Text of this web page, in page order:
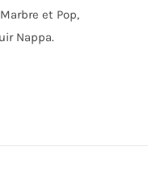
et Pop,
Nappa.